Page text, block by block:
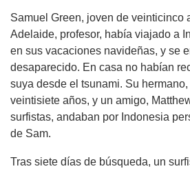
Samuel Green, joven de veinticinco
Adelaide, profesor, había viajado a
en sus vacaciones navideñas, y se
desaparecido. En casa no habían
suya desde el tsunami. Su
veintisiete años, y un amigo,
surfistas, andaban por Indonesia
de Sam.
Tras siete días de búsqueda, un